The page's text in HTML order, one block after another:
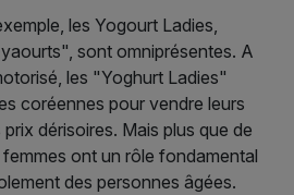
les Yogourt Ladies,
sont omniprésentes. A
les "Yoghurt Ladies"
coréennes pour vendre leurs
dérisoires. Mais plus que de
ont un rôle fondamental
des personnes âgées.